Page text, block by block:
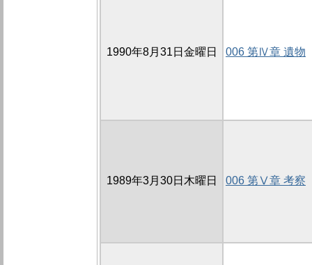
1990年8月31日金曜日 006 第Ⅳ章 遺物
1989年3月30日木曜日 006 第Ⅴ章 考察